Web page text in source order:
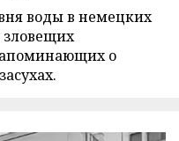
воды в немецких
зловещих
о